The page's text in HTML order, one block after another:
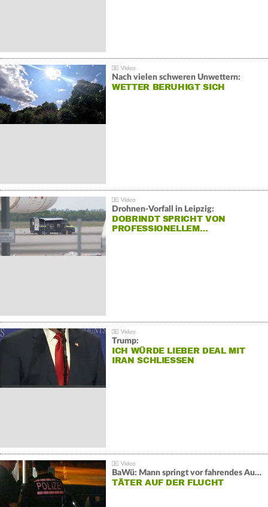
Nach vielen schweren Unwettern:
WETTER BERUHIGT SICH
Drohnen-Vorfall in Leipzig:
DOBRINDT SPRICHT VON
PROFESSIONELLEM…
Trump:
ICH WÜRDE LIEBER DEAL MIT
IRAN SCHLIESSEN
BaWü: Mann springt vor fahrendes Auto und schießt
TÄTER AUF DER FLUCHT